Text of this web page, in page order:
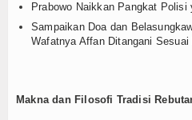
Prabowo Naikkan Pangkat
Sampaikan Doa dan
Wafatnya Affan Ditangani Sesuai
​Makna dan Filosofi Tradisi